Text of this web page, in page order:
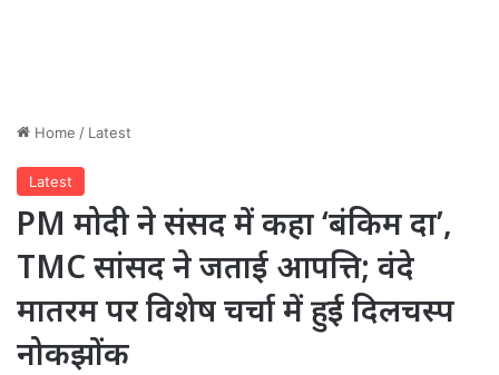
Home / Latest
Latest
PM मोदी ने संसद में कहा ‘बंकिम दा’,
TMC सांसद ने जताई आपत्ति; वंदे
मातरम पर विशेष चर्चा में हुई दिलचस्प
नोकझोंक